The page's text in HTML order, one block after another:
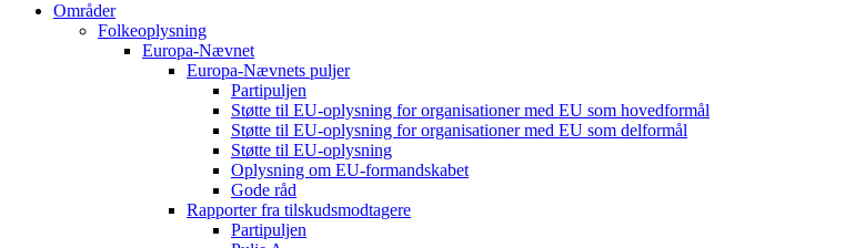
Områder
Folkeoplysning
Europa-Nævnet
Europa-Nævnets puljer
Partipuljen
Støtte til EU-oplysning for organisationer med EU som hovedformål
Støtte til EU-oplysning for organisationer med EU som delformål
Støtte til EU-oplysning
Oplysning om EU-formandskabet
Gode råd
Rapporter fra tilskudsmodtagere
Partipuljen